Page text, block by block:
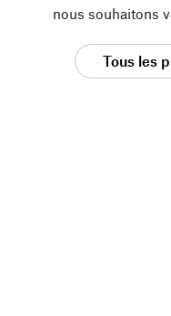
nous souhaitons
Tous les